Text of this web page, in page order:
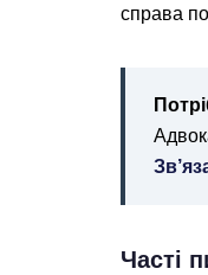
справа
Часті